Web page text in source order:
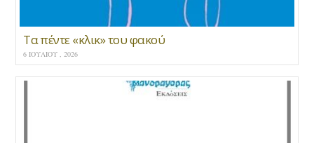
Τα πέντε «κλικ» του φακού
6 ΙΟΥΛΊΟΥ , 2026